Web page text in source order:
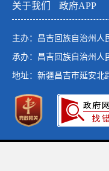
关于我们
政府APP
主办：昌吉回族自治州人
承办：昌吉回族自治州人
地址：新疆昌吉市延安北